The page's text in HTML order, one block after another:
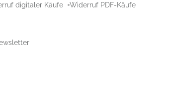
digitaler Käufe Widerruf PDF-Käufe